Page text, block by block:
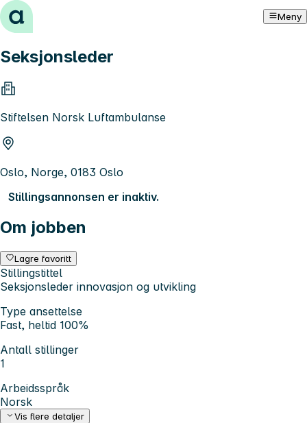
Hopp til innhold Meny
Seksjonsleder
Stiftelsen Norsk Luftambulanse
Oslo, Norge, 0183 Oslo
Stillingsannonsen er inaktiv.
Om jobben
Lagre favoritt
Stillingstittel
Seksjonsleder innovasjon og utvikling
Type ansettelse
Fast, heltid 100%
Antall stillinger
1
Arbeidsspråk
Norsk
Vis flere detaljer